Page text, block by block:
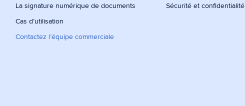
La signature numérique de documents
Cas d’utilisation
Contactez l’équipe commerciale
Sécurité et confidentialité